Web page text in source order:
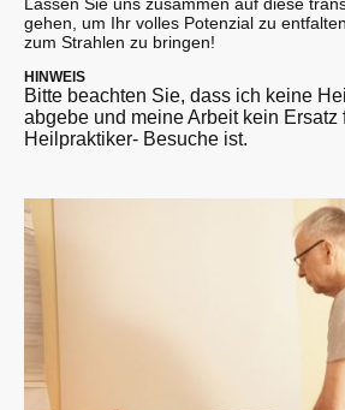
Lassen Sie uns zusammen auf diese
gehen, um Ihr volles Potenzial zu
zum Strahlen zu bringen!
HINWEIS
Bitte beachten Sie, dass ich keine
abgebe und meine Arbeit kein Ersatz
Heilpraktiker- Besuche ist.